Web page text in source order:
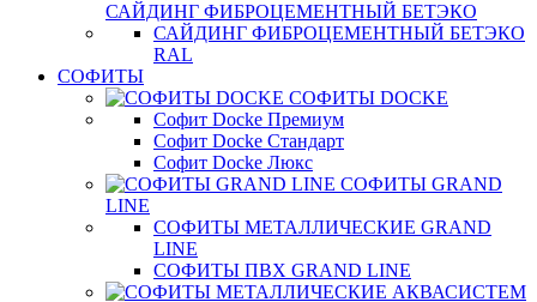
САЙДИНГ ФИБРОЦЕМЕНТНЫЙ БЕТЭКО
САЙДИНГ ФИБРОЦЕМЕНТНЫЙ БЕТЭКО
RAL
СОФИТЫ
СОФИТЫ DOCKE
Софит Docke Премиум
Софит Docke Стандарт
Софит Docke Люкс
СОФИТЫ GRAND
LINE
СОФИТЫ МЕТАЛЛИЧЕСКИЕ GRAND
LINE
СОФИТЫ ПВХ GRAND LINE